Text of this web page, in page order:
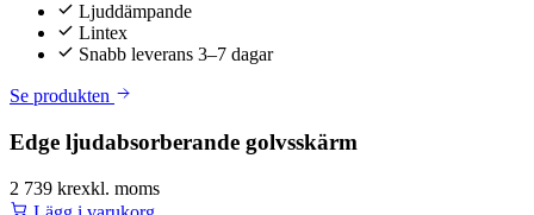
Ljuddämpande
Lintex
Snabb leverans 3–7 dagar
Se produkten
Edge ljudabsorberande golvsskärm
2 739 krexkl. moms